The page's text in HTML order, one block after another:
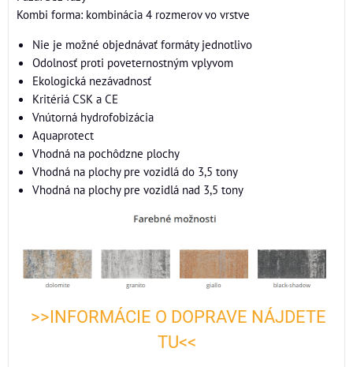
Kombi forma: kombinácia 4 rozmerov vo vrstve
Nie je možné objednávať formáty jednotlivo
Odolnosť proti poveternostným vplyvom
Ekologická nezávadnosť
Kritériá CSK a CE
Vnútorná hydrofobizácia
Aquaprotect
Vhodná na pochôdzne plochy
Vhodná na plochy pre vozidlá do 3,5 tony
Vhodná na plochy pre vozidlá nad 3,5 tony
>>INFORMÁCIE O DOPRAVE NÁJDETE
TU<<